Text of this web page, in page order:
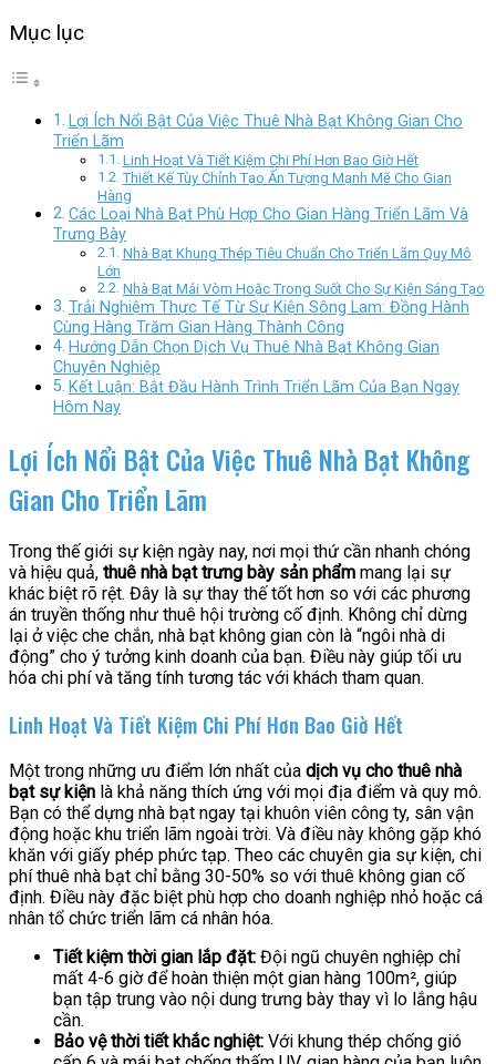
Mục lục
Lợi Ích Nổi Bật Của Việc Thuê Nhà Bạt Không Gian Cho
Triển Lãm
Linh Hoạt Và Tiết Kiệm Chi Phí Hơn Bao Giờ Hết
Thiết Kế Tùy Chỉnh Tạo Ấn Tượng Mạnh Mẽ Cho Gian
Hàng
Các Loại Nhà Bạt Phù Hợp Cho Gian Hàng Triển Lãm Và
Trưng Bày
Nhà Bạt Khung Thép Tiêu Chuẩn Cho Triển Lãm Quy Mô
Lớn
Nhà Bạt Mái Vòm Hoặc Trong Suốt Cho Sự Kiện Sáng Tạo
Trải Nghiệm Thực Tế Từ Sự Kiện Sông Lam: Đồng Hành
Cùng Hàng Trăm Gian Hàng Thành Công
Hướng Dẫn Chọn Dịch Vụ Thuê Nhà Bạt Không Gian
Chuyên Nghiệp
Kết Luận: Bắt Đầu Hành Trình Triển Lãm Của Bạn Ngay
Hôm Nay
Lợi Ích Nổi Bật Của Việc Thuê Nhà Bạt Không
Gian Cho Triển Lãm
Trong thế giới sự kiện ngày nay, nơi mọi thứ cần nhanh chóng
và hiệu quả, thuê nhà bạt trưng bày sản phẩm mang lại sự
khác biệt rõ rệt. Đây là sự thay thế tốt hơn so với các phương
án truyền thống như thuê hội trường cố định. Không chỉ dừng
lại ở việc che chắn, nhà bạt không gian còn là “ngôi nhà di
động” cho ý tưởng kinh doanh của bạn. Điều này giúp tối ưu
hóa chi phí và tăng tính tương tác với khách tham quan.
Linh Hoạt Và Tiết Kiệm Chi Phí Hơn Bao Giờ Hết
Một trong những ưu điểm lớn nhất của dịch vụ cho thuê nhà
bạt sự kiện là khả năng thích ứng với mọi địa điểm và quy mô.
Bạn có thể dựng nhà bạt ngay tại khuôn viên công ty, sân vận
động hoặc khu triển lãm ngoài trời. Và điều này không gặp khó
khăn với giấy phép phức tạp. Theo các chuyên gia sự kiện, chi
phí thuê nhà bạt chỉ bằng 30-50% so với thuê không gian cố
định. Điều này đặc biệt phù hợp cho doanh nghiệp nhỏ hoặc cá
nhân tổ chức triển lãm cá nhân hóa.
Tiết kiệm thời gian lắp đặt: Đội ngũ chuyên nghiệp chỉ
mất 4-6 giờ để hoàn thiện một gian hàng 100m², giúp
bạn tập trung vào nội dung trưng bày thay vì lo lắng hậu
cần.
Bảo vệ thời tiết khắc nghiệt: Với khung thép chống gió